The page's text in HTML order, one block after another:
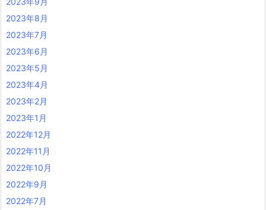
2023年8月
2023年7月
2023年6月
2023年5月
2023年4月
2023年2月
2023年1月
2022年12月
2022年11月
2022年10月
2022年9月
2022年7月